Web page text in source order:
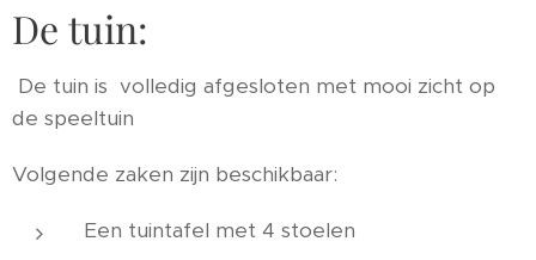
De tuin:
De tuin is volledig afgesloten met mooi zicht op
de speeltuin
Volgende zaken zijn beschikbaar:
Een tuintafel met 4 stoelen